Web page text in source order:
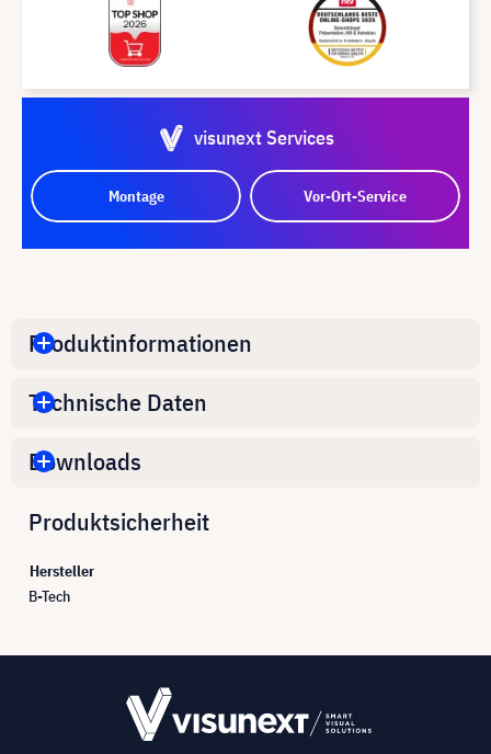
visunext Services
Montage Vor-Ort-Service
Produktinformationen
Technische Daten
Downloads
Produktsicherheit
Hersteller
B-Tech